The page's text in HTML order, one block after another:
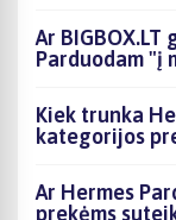
Ar
Parduodam "į
Kiek trunka
kategorijos
Ar Hermes
prekėms